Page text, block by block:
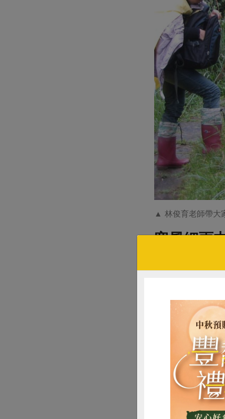
▲ 林俊育老師帶大
寒風細雨
籍（吸收很多農場
後記：活動當天
仙楂，不一而足
不是感謝二字所可